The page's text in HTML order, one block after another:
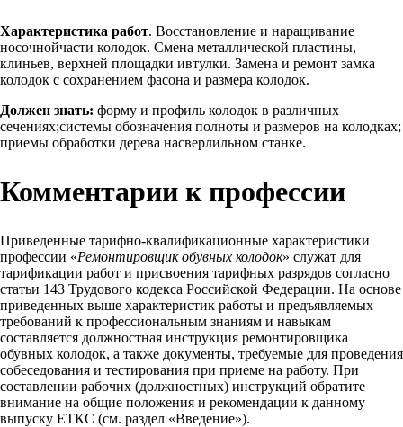
Характеристика работ. Восстановление и наращивание
носочнойчасти колодок. Смена металлической пластины,
клиньев, верхней площадки ивтулки. Замена и ремонт замка
колодок с сохранением фасона и размера колодок.
Должен знать: форму и профиль колодок в различных
сечениях;системы обозначения полноты и размеров на колодках;
приемы обработки дерева насверлильном станке.
Комментарии к профессии
Приведенные тарифно-квалификационные характеристики
профессии «Ремонтировщик обувных колодок» служат для
тарификации работ и присвоения тарифных разрядов согласно
статьи 143 Трудового кодекса Российской Федерации. На основе
приведенных выше характеристик работы и предъявляемых
требований к профессиональным знаниям и навыкам
составляется должностная инструкция ремонтировщика
обувных колодок, а также документы, требуемые для проведения
собеседования и тестирования при приеме на работу. При
составлении рабочих (должностных) инструкций обратите
внимание на общие положения и рекомендации к данному
выпуску ЕТКС (см. раздел «Введение»).